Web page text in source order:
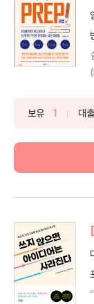
보유 1 대출